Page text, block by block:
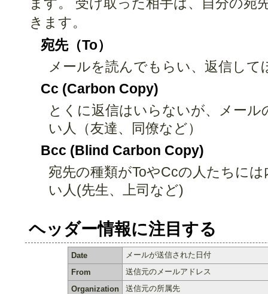
ます。 受け取った相手は、自分の宛
きます。
宛先（To）
メールを読んでもらい、返信して
Cc (Carbon Copy)
とくに返信はいらないが、メー
い人（友達、同僚など）
Bcc (Blind Carbon Copy)
宛先の種類がToやCcの人たちに
い人(先生、上司など)
ヘッダー情報に注目する
Date
メールが送信された日付
From
送信元のメールアドレス
Organization
送信元の所属先